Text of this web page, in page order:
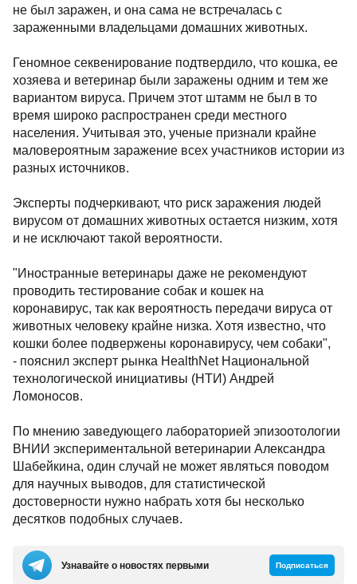
не был заражен, и она сама не встречалась с
зараженными владельцами домашних животных.
Геномное секвенирование подтвердило, что кошка, ее
хозяева и ветеринар были заражены одним и тем же
вариантом вируса. Причем этот штамм не был в то
время широко распространен среди местного
населения. Учитывая это, ученые признали крайне
маловероятным заражение всех участников истории из
разных источников.
Эксперты подчеркивают, что риск заражения людей
вирусом от домашних животных остается низким, хотя
и не исключают такой вероятности.
"Иностранные ветеринары даже не рекомендуют
проводить тестирование собак и кошек на
коронавирус, так как вероятность передачи вируса от
животных человеку крайне низка. Хотя известно, что
кошки более подвержены коронавирусу, чем собаки",
- пояснил эксперт рынка HealthNet Национальной
технологической инициативы (НТИ) Андрей
Ломоносов.
По мнению заведующего лабораторией эпизоотологии
ВНИИ экспериментальной ветеринарии Александра
Шабейкина, один случай не может являться поводом
для научных выводов, для статистической
достоверности нужно набрать хотя бы несколько
десятков подобных случаев.
Узнавайте о новостях первыми Подписаться